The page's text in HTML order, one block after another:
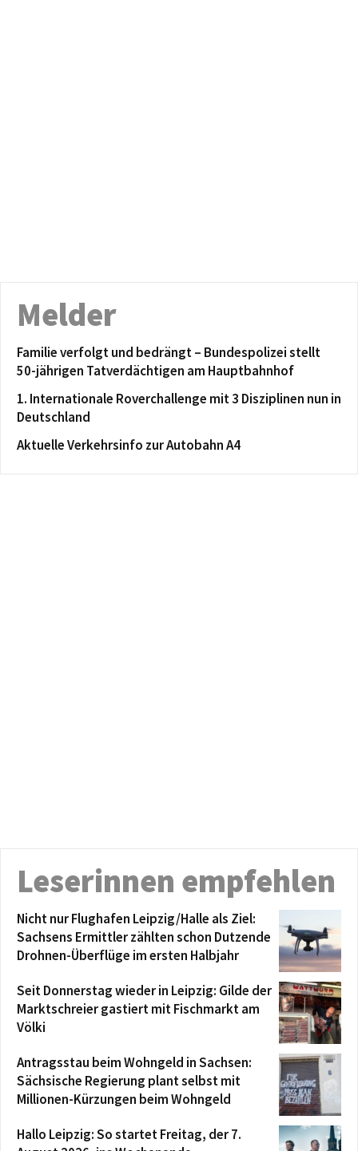
Melder
Familie verfolgt und bedrängt – Bundespolizei stellt
50-jährigen Tatverdächtigen am Hauptbahnhof
1. Internationale Roverchallenge mit 3 Disziplinen nun in
Deutschland
Aktuelle Verkehrsinfo zur Autobahn A4
Leserinnen empfehlen
Nicht nur Flughafen Leipzig/Halle als Ziel:
Sachsens Ermittler zählten schon Dutzende
Drohnen-Überflüge im ersten Halbjahr
Seit Donnerstag wieder in Leipzig: Gilde der
Marktschreier gastiert mit Fischmarkt am
Völki
Antragsstau beim Wohngeld in Sachsen:
Sächsische Regierung plant selbst mit
Millionen-Kürzungen beim Wohngeld
Hallo Leipzig: So startet Freitag, der 7.